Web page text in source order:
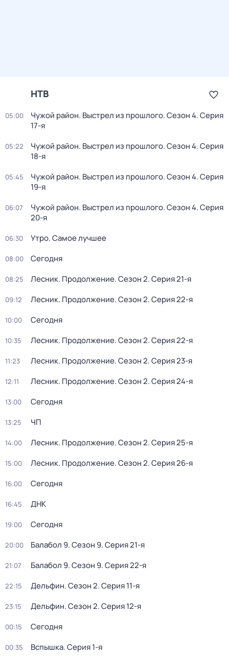
НТВ
05:00 Чужой район. Выстрел из прошлого. Сезон 4. Серия
17-я
05:22 Чужой район. Выстрел из прошлого. Сезон 4. Серия
18-я
05:45 Чужой район. Выстрел из прошлого. Сезон 4. Серия
19-я
06:07 Чужой район. Выстрел из прошлого. Сезон 4. Серия
20-я
06:30 Утро. Самое лучшее
08:00 Сегодня
08:25 Лесник. Продолжение. Сезон 2. Серия 21-я
09:12 Лесник. Продолжение. Сезон 2. Серия 22-я
10:00 Сегодня
10:35 Лесник. Продолжение. Сезон 2. Серия 22-я
11:23 Лесник. Продолжение. Сезон 2. Серия 23-я
12:11 Лесник. Продолжение. Сезон 2. Серия 24-я
13:00 Сегодня
13:25 ЧП
14:00 Лесник. Продолжение. Сезон 2. Серия 25-я
15:00 Лесник. Продолжение. Сезон 2. Серия 26-я
16:00 Сегодня
16:45 ДНК
19:00 Сегодня
20:00 Балабол 9. Сезон 9. Серия 21-я
21:07 Балабол 9. Сезон 9. Серия 22-я
22:15 Дельфин. Сезон 2. Серия 11-я
23:15 Дельфин. Сезон 2. Серия 12-я
00:15 Сегодня
00:35 Вспышка. Серия 1-я